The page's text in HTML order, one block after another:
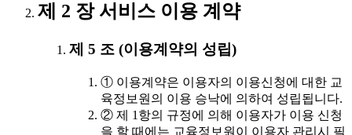
제 2 장 서비스 이용 계약
제 5 조 (이용계약의 성립)
① 이용계약은 이용자의 이용신청에 대한 교
육정보원의 이용 승낙에 의하여 성립됩니다.
② 제 1항의 규정에 의해 이용자가 이용 신청
을 할 때에는 교육정보원이 이용자 관리시 필